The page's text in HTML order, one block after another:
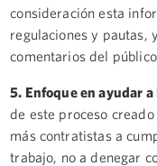
consideración esta
regulaciones y pautas,
comentarios del
5. Enfoque en ayudar
de este proceso
más contratistas a
trabajo, no a denegar